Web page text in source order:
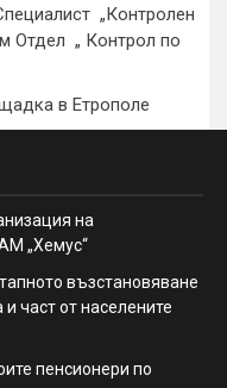
„Контролен
Отдел „ Контрол по
в Етрополе
на
„Хемус“
възстановяване
част от населените
пенсионери по